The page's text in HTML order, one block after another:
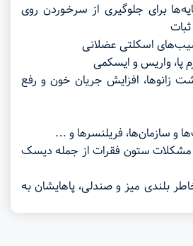
برای جلوگیری از سرخـوردن روی
اسکلتی عضلانی
پا، واریس و ایسکمی
زانوها، افزایش جریان خون و رفع
و سازمان‌ها، فریلنسرها و …
و مشکلات ستون فقرات از جمله دیسک
بلندی میز و صندلی، پاهایشان به